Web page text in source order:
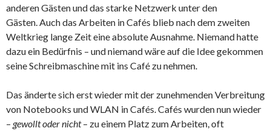
anderen Gästen und das starke Netzwerk unter den
Gästen. Auch das Arbeiten in Cafés blieb nach dem zweiten
Weltkrieg lange Zeit eine absolute Ausnahme. Niemand hatte
dazu ein Bedürfnis – und niemand wäre auf die Idee gekommen
seine Schreibmaschine mit ins Café zu nehmen.
Das änderte sich erst wieder mit der zunehmenden Verbreitung
von Notebooks und WLAN in Cafés. Cafés wurden nun wieder
– gewollt oder nicht– zu einem Platz zum Arbeiten, oft